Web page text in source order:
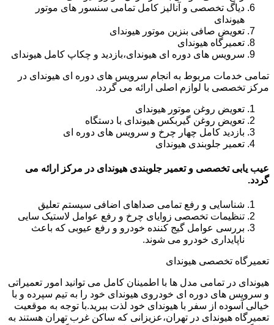
دیاگ تخصصی و آنالیز کامل تمامی سنسور های موتور
هیوندای
تعویض صافی بنزین موتور هیوندای
تعمیرگاه هیوندای
سرویس های دوره ای هیوندای،بازدید و چکاپ کامل هیوندای
تمامی خدمات مربوط به انجام سرویس های دوره ای هیوندای در
مرکز تخصصی با لوازم اصلی ارائه می گردد.
تعویض روغن موتور هیوندای
تعویض روغن گیربکس هیوندای با دستگاه
بازدید کامل چهار چرخ و سرویس های دوره ای
تعمیر جلوبندی هیوندای
عیب یابی تخصصی و تعمیر جلوبندی هیوندای در مرکز ارائه می
گردد.
شناسایی و رفع تمامی صداهای اضافی سیستم تعلیق
تنظیمات تخصصی زوایای چرخ و رفع عوامل لاستیک سایی
بررسی عوامل گیج کننده خودرو و رفع عیوبی که باعث
ناپایداری خودرو می شوند.
تعمیرگاه تخصصی هیوندای
هیوندای در تمامی مدل ها با اطمینان کامل می توانید امور تعمیراتی
و سرویس های دوره ای خودروی هیوندای خود را به تیم سپرده و با
خیالی آسوده از سفر با هیوندای خود لذت ببرید.با توجه به موقعیت
تعمیرگاه هیوندای در تهران،عزیزانی که ساکن غرب تهران هستند به